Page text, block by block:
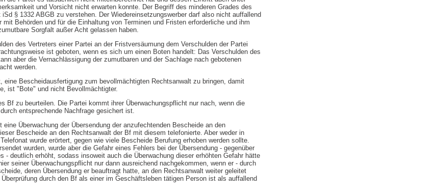
und Vorsicht nicht erwarten konnte. Der Begriff des minderen Grades des
§ 1332 ABGB zu verstehen. Der Wiedereinsetzungswerber darf also nicht auffallend
Behörden und für die Einhaltung von Terminen und Fristen erforderliche und ihm
Sorgfalt außer Acht gelassen haben.
des Vertreters einer Partei an der Fristversäumung dem Verschulden der Partei
ist geboten, wenn es sich um einen Boten handelt: Das Verschulden des
aber die Vernachlässigung der zumutbaren und der Sachlage nach gebotenen
werden.
Bescheidausfertigung zum bevollmächtigten Rechtsanwalt zu bringen, damit
ist "Bote" und nicht Bevollmächtigter.
Bf zu beurteilen. Die Partei kommt ihrer Überwachungspflicht nur nach, wenn die
entsprechende Nachfrage gesichert ist.
eine Überwachung der Übersendung der anzufechtenden Bescheide an den
Bescheide an den Rechtsanwalt der Bf mit diesem telefonierte. Aber weder in
wurde erörtert, gegen wie viele Bescheide Berufung erhoben werden sollte.
wurden, wurde aber die Gefahr eines Fehlers bei der Übersendung - gegenüber
- deutlich erhöht, sodass insoweit auch die Überwachung dieser erhöhten Gefahr hätte
seiner Überwachungspflicht nur dann ausreichend nachgekommen, wenn er - durch
deren Übersendung er beauftragt hatte, an den Rechtsanwalt weiter geleitet
durch den Bf als einer im Geschäftsleben tätigen Person ist als auffallend